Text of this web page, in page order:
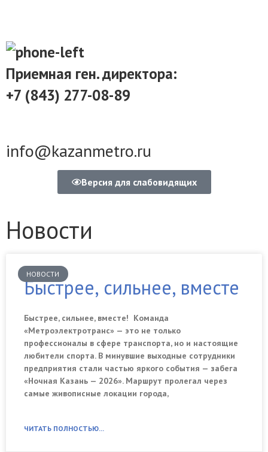
Приемная ген. директора:
+7 (843) 277-08-89
info@kazanmetro.ru
Версия для слабовидящих
Новости
НОВОСТИ
Быстрее, сильнее, вместе
Быстрее, сильнее, вместе! Команда
«Метроэлектротранс» — это не только
профессионалы в сфере транспорта, но и настоящие
любители спорта. В минувшие выходные сотрудники
предприятия стали частью яркого события — забега
«Ночная Казань — 2026». Маршрут пролегал через
самые живописные локации города,
ЧИТАТЬ ПОЛНОСТЬЮ...